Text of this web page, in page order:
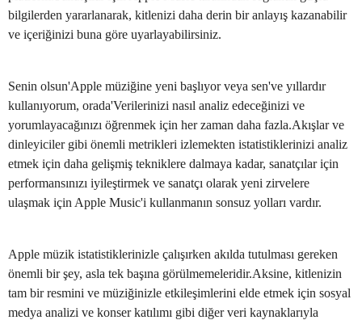
bilgilerden yararlanarak, kitlenizi daha derin bir anlayış kazanabilir
ve içeriğinizi buna göre uyarlayabilirsiniz.
Senin olsun'Apple müziğine yeni başlıyor veya sen've yıllardır
kullanıyorum, orada'Verilerinizi nasıl analiz edeceğinizi ve
yorumlayacağınızı öğrenmek için her zaman daha fazla.Akışlar ve
dinleyiciler gibi önemli metrikleri izlemekten istatistiklerinizi analiz
etmek için daha gelişmiş tekniklere dalmaya kadar, sanatçılar için
performansınızı iyileştirmek ve sanatçı olarak yeni zirvelere
ulaşmak için Apple Music'i kullanmanın sonsuz yolları vardır.
Apple müzik istatistiklerinizle çalışırken akılda tutulması gereken
önemli bir şey, asla tek başına görülmemeleridir.Aksine, kitlenizin
tam bir resmini ve müziğinizle etkileşimlerini elde etmek için sosyal
medya analizi ve konser katılımı gibi diğer veri kaynaklarıyla